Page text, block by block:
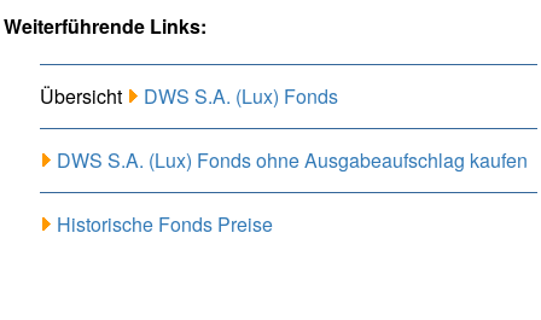
Weiterführende Links:
Übersicht DWS S.A. (Lux) Fonds
DWS S.A. (Lux) Fonds ohne Ausgabeaufschlag kaufen
Historische Fonds Preise